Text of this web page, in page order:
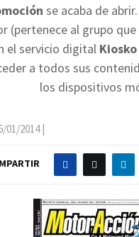
se acaba de
(pertenece al grupo
el servicio digital
a todos sus
los dispositivos
01/2014|